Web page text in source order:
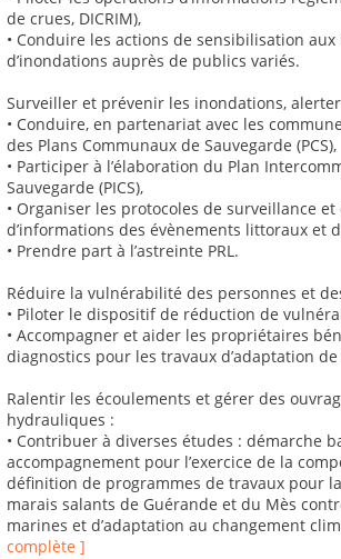
de crues, DICRIM),
• Conduire les actions de sensibilisation
d’inondations auprès de publics variés.
Surveiller et prévenir les inondations,
• Conduire, en partenariat avec les
des Plans Communaux de Sauvegarde (PCS),
• Participer à l’élaboration du Plan
Sauvegarde (PICS),
• Organiser les protocoles de surveillance et
d’informations des évènements littoraux et
• Prendre part à l’astreinte PRL.
Réduire la vulnérabilité des personnes et
• Piloter le dispositif de réduction de
• Accompagner et aider les propriétaires
diagnostics pour les travaux d’adaptation
Ralentir les écoulements et gérer des
hydrauliques :
• Contribuer à diverses études : démarche
accompagnement pour l’exercice de la
définition de programmes de travaux pour
marais salants de Guérande et du Mès
marines et d’adaptation au changement
complète ]